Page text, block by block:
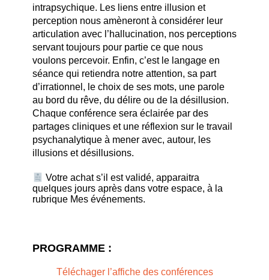
intrapsychique. Les liens entre illusion et
perception nous amèneront à considérer leur
articulation avec l’hallucination, nos perceptions
servant toujours pour partie ce que nous
voulons percevoir. Enfin, c’est le langage en
séance qui retiendra notre attention, sa part
d’irrationnel, le choix de ses mots, une parole
au bord du rêve, du délire ou de la désillusion.
Chaque conférence sera éclairée par des
partages cliniques et une réflexion sur le travail
psychanalytique à mener avec, autour, les
illusions et désillusions.
Votre achat s’il est validé, apparaitra
quelques jours après dans votre espace, à la
rubrique Mes événements.
PROGRAMME :
Téléchager l’affiche des conférences